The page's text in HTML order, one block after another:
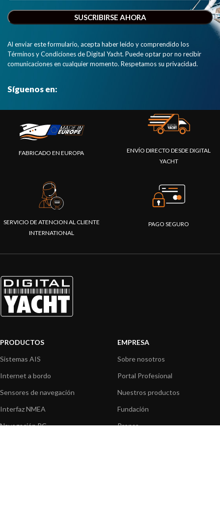
Al enviar este formulario, acepta haber leído y comprendido los
Términos y Condiciones de Digital Yacht. Puede optar por no recibir
comunicaciones en cualquier momento. Respetamos su privacidad.
Síguenos en:
FABRICADO EN EUROPA
ENVÍO DIRECTO DESDE DIGITAL
YACHT
SERVICIO DE ATENCION AL CLIENTE
INTERNATIONAL
PAGO SEGURO
PRODUCTOS
Sistemas AIS
Internet a bordo
Sensores de navegación
Interfaz NMEA
Navegación PC
EMPRESA
Sobre nosotros
Portal Profesional
Nuestros productos
Fundación
Prensa